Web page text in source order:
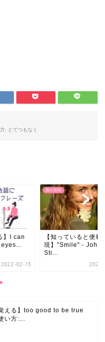
: とてつもなく
】I can
2022-02-13
曲の意味
【知っていると便利
現】"Smile" -
Sti...
2021-
覚える】too good to be true
い方:...